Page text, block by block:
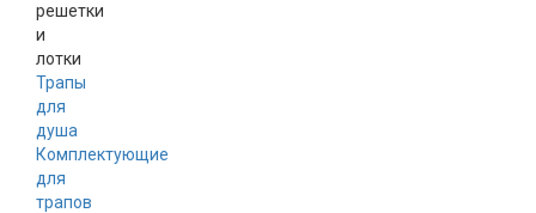
решетки
и
лотки
Трапы
для
душа
Комплектующие
для
трапов